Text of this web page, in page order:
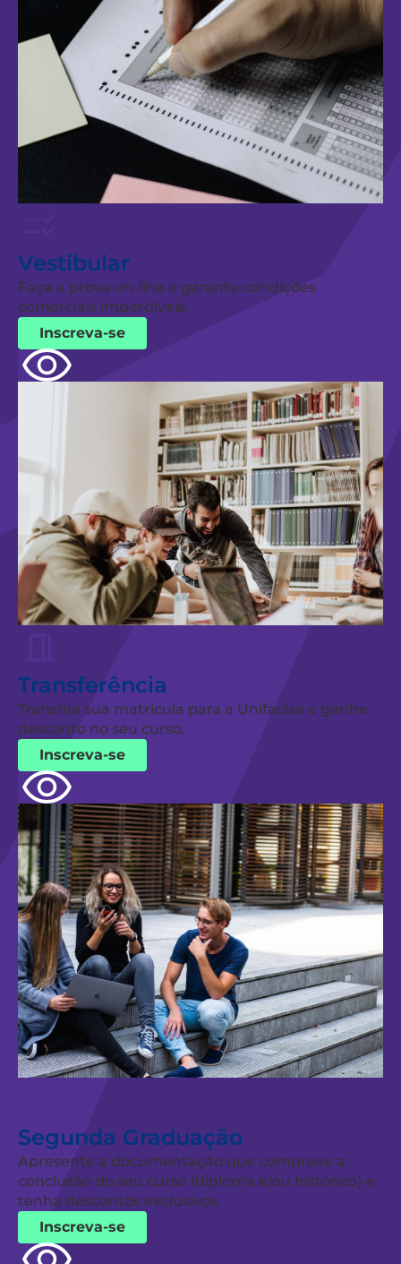
Vestibular
Faça a prova on-line e garanta condições
comerciais imperdíveis.
Inscreva-se
Transferência
Transfira sua matrícula para a Unifacisa e ganhe
desconto no seu curso.
Inscreva-se
Segunda Graduação
Apresente a documentação que comprove a
conclusão do seu curso (diploma e/ou histórico) e
tenha descontos exclusivos.
Inscreva-se